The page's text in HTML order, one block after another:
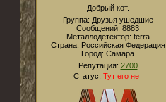
Добрый кот.
Группа: Друзья ушедшие
Сообщений: 8883
Металлодетектор: terra
Страна: Российская Федерация
Город: Cамара
Репутация: 2700
Статус: Тут его нет